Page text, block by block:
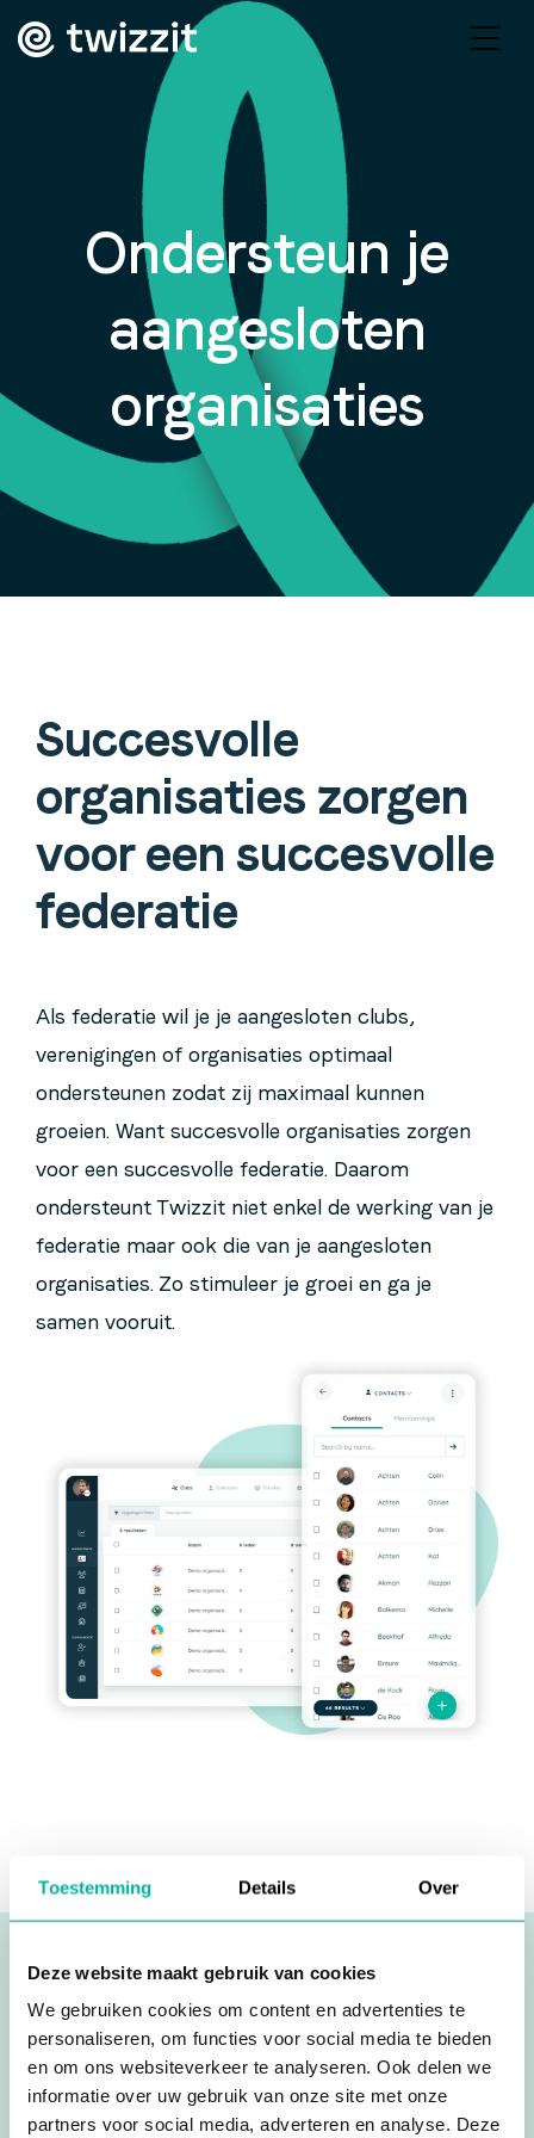
Toestemming Details Over
Deze website maakt gebruik van cookies
We gebruiken cookies om content en advertenties te
personaliseren, om functies voor social media te bieden
en om ons websiteverkeer te analyseren. Ook delen we
informatie over uw gebruik van onze site met onze
partners voor social media, adverteren en analyse. Deze
Ondersteun je
aangesloten
organisaties
Succesvolle
organisaties zorgen
voor een succesvolle
federatie
Als federatie wil je je aangesloten clubs,
verenigingen of organisaties optimaal
ondersteunen zodat zij maximaal kunnen
groeien. Want succesvolle organisaties zorgen
voor een succesvolle federatie. Daarom
ondersteunt Twizzit niet enkel de werking van je
federatie maar ook die van je aangesloten
organisaties. Zo stimuleer je groei en ga je
samen vooruit.
Ondersteuning op
maat van elke unieke